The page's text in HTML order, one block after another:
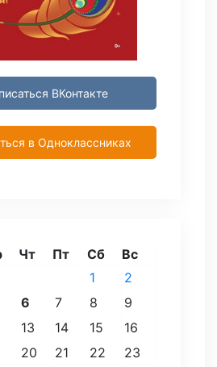
ВКонтакте
в Одноклассниках
Чт Пт Сб
Вс
1
2
6 7 8
9
13 14 15
16
20 21 22 23